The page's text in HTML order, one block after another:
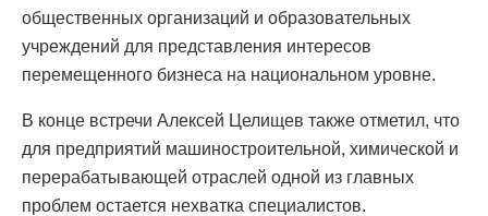
общественных организаций и образовательных
учреждений для представления интересов
перемещенного бизнеса на национальном уровне.
В конце встречи Алексей Целищев также отметил, что
для предприятий машиностроительной, химической и
перерабатывающей отраслей одной из главных
проблем остается нехватка специалистов.